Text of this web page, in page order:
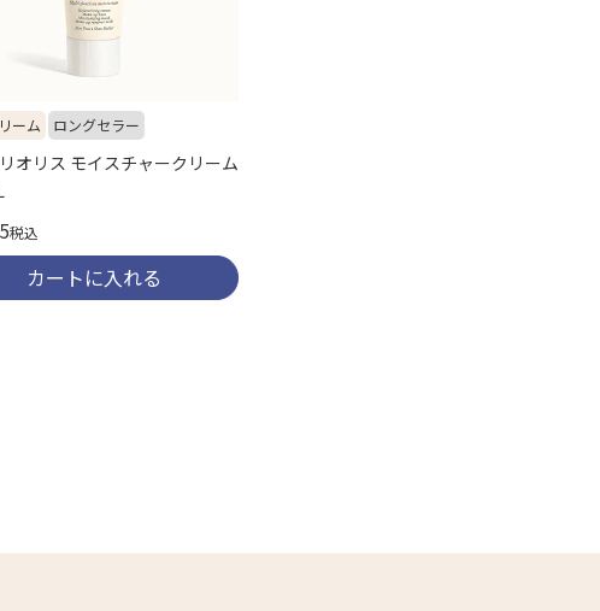
ーム ロングセラー
オリス モイスチャークリーム
税込
カートに入れる